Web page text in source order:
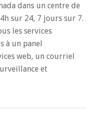
dans un centre de
sur 24, 7 jours sur 7.
les services
à un panel
web, un courriel
et